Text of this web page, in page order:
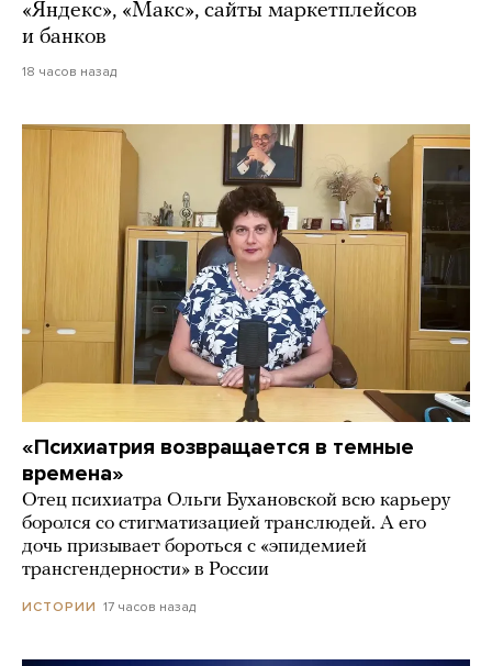
«Яндекс», «Макс», сайты маркетплейсов
и банков
18 часов назад
«Психиатрия возвращается в темные
времена»
Отец психиатра Ольги Бухановской всю карьеру
боролся со стигматизацией транслюдей. А его
дочь призывает бороться с «эпидемией
трансгендерности» в России
ИСТОРИИ 17 часов назад